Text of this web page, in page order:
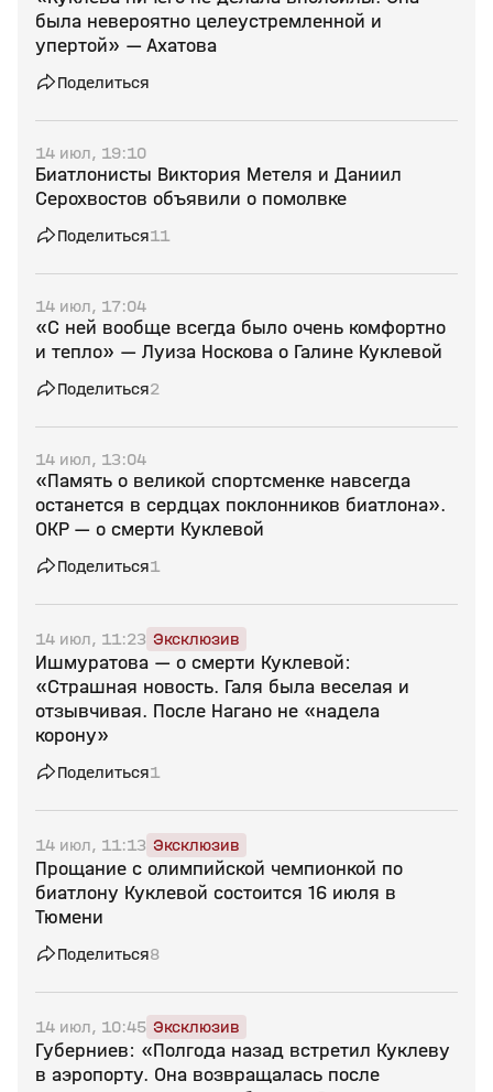
была невероятно целеустремленной и
упертой» — Ахатова
Поделиться
14 июл, 19:10
Биатлонисты Виктория Метеля и Даниил
Серохвостов объявили о помолвке
Поделиться11
14 июл, 17:04
«С ней вообще всегда было очень комфортно
и тепло» — Луиза Носкова о Галине Куклевой
Поделиться2
14 июл, 13:04
«Память о великой спортсменке навсегда
останется в сердцах поклонников биатлона».
ОКР — о смерти Куклевой
Поделиться1
14 июл, 11:23 Эксклюзив
Ишмуратова — о смерти Куклевой:
«Страшная новость. Галя была веселая и
отзывчивая. После Нагано не «надела
корону»
Поделиться1
14 июл, 11:13 Эксклюзив
Прощание с олимпийской чемпионкой по
биатлону Куклевой состоится 16 июля в
Тюмени
Поделиться8
14 июл, 10:45 Эксклюзив
Губерниев: «Полгода назад встретил Куклеву
в аэропорту. Она возвращалась после